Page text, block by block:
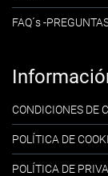
FAQ´s -
CONDICIONES DE
POLÍTICA DE
POLÍTICA DE